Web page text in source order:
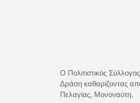
Ο Πολιτιστικός
Δράση καθαρίζοντας
Πελαγίας, Μονοναύτη.